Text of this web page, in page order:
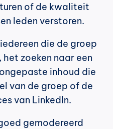
of de kwaliteit
leden verstoren.
die de groep
zoeken naar een
inhoud die
van de groep of de
van LinkedIn.
gemodereerd